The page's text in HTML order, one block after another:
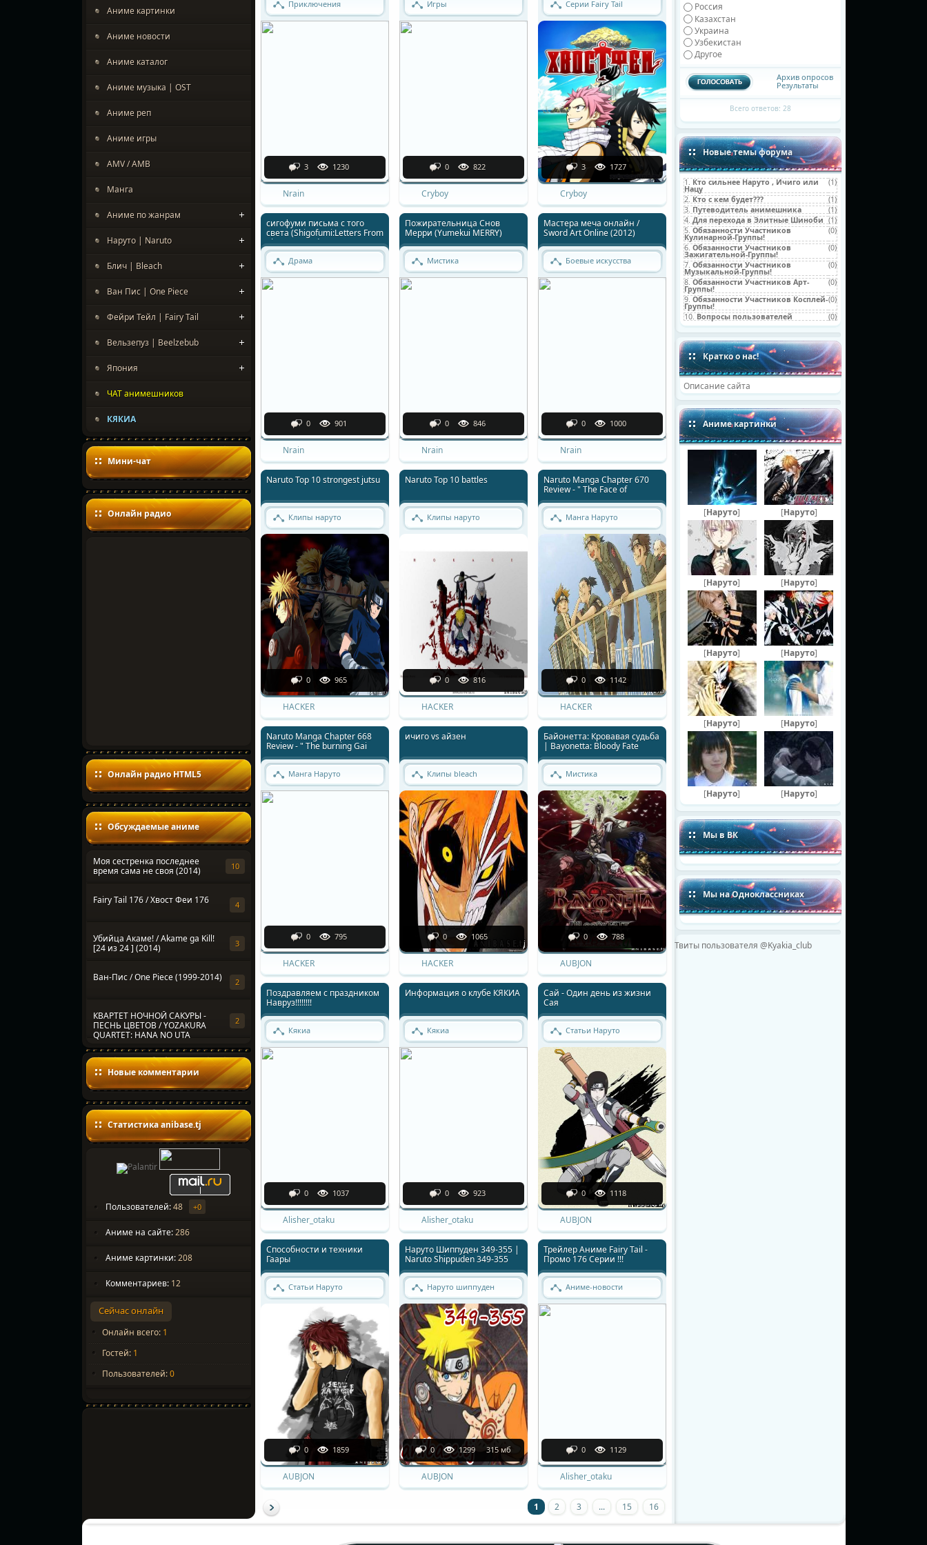
Аниме картинки
Аниме новости
Аниме каталог
Аниме музыка | OST
Аниме реп
Аниме игры
AMV / АМВ
Манга
Аниме по жанрам
Наруто | Naruto
Блич | Bleach
Ван Пис | One Piece
Фейри Тейл | Fairy Tail
Вельзепуз | Beelzebub
Япония
ЧАТ анимешников
КЯКИА
Мини-чат
Онлайн радио
Онлайн радио HTML5
Обсуждаемые аниме
10
Моя сестренка последнее
время сама не своя (2014)
4
Fairy Tail 176 / Хвост Феи 176
3
Убийца Акаме! / Akame ga Kill!
[24 из 24 ] (2014)
2
Ван-Пис / One Piece (1999-2014)
2
КВАРТЕТ НОЧНОЙ САКУРЫ -
ПЕСНЬ ЦВЕТОВ / YOZAKURA
QUARTET: HANA NO UTA
Новые комментарии
Статистика anibase.tj
Пользователей:48 +0
Аниме на сайте:286
Аниме картинки:208
Комментариев: 12
Сейчас онлайн
Онлайн всего: 1
Гостей: 1
Пользователей:0
Россия
Казахстан
Украина
Узбекистан
Другое
Архив опросов
Результаты
Всего ответов: 28
Новые темы форума
1.Кто сильнее Наруто , Ичиго или
Нацу
(1)
2.Кто с кем будет???
(1)
3.Путеводитель анимешника
(1)
4.Для перехода в Элитные Шиноби (1)
5.Обязанности Участников
Кулинарной-Группы!
(0)
6.Обязанности Участников
Зажигательной-Группы!
(0)
7.Обязанности Участников
Музыкальной-Группы!
(0)
8.Обязанности Участников Арт-
Группы!
(0)
9.Обязанности Участников Косплей-
Группы!
(0)
10.Вопросы пользователей (0)
Кратко о нас!
Описание сайта
Аниме картинки
[Наруто] [Наруто]
[Наруто] [Наруто]
[Наруто] [Наруто]
[Наруто] [Наруто]
[Наруто] [Наруто]
Мы в ВК
Мы на Одноклассниках
Твиты пользователя @Kyakia_club
Приключения
3 1230
Nrain
Игры
0 822
Cryboy
Серии Fairy Tail
3 1727
Cryboy
сигофуми письма с того
света (Shigofumi:Letters From
The Departed)
Драма
0 901
Nrain
Пожирательница Снов
Мерри (Yumekui MERRY)
Мистика
0 846
Nrain
Мастера меча онлайн /
Sword Art Online (2012)
Боевые искусства
0 1000
Nrain
Naruto Top 10 strongest jutsu
Клипы наруто
0 965
HACKER
Naruto Top 10 battles
Клипы наруто
0 816
HACKER
Naruto Manga Chapter 670
Review - " The Face of
Hagoromo !!
Манга Наруто
0 1142
HACKER
Naruto Manga Chapter 668
Review - " The burning Gai
Манга Наруто
0 795
HACKER
ичиго vs айзен
Клипы bleach
0 1065
HACKER
Байонетта: Кровавая судьба
| Bayonetta: Bloody Fate
Мистика
0 788
AUBJON
Поздравляем с праздником
Навруз!!!!!!!!
Кякиа
0 1037
Alisher_otaku
Информация о клубе КЯКИА
Кякиа
0 923
Alisher_otaku
Сай - Один день из жизни
Сая
Статьи Наруто
0 1118
AUBJON
Способности и техники
Гаары
Статьи Наруто
0 1859
AUBJON
Наруто Шиппуден 349-355 |
Naruto Shippuden 349-355
Наруто шиппуден
0 1299 315 мб
AUBJON
Трейлер Аниме Fairy Tail -
Промо 176 Серии !!!
Аниме-новости
0 1129
Alisher_otaku
1 2 3 ... 15 16